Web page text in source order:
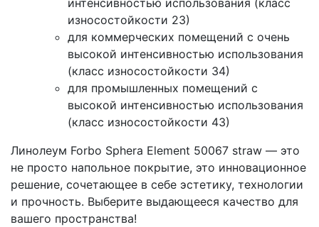
интенсивностью использования (класс
износостойкости 23)
для коммерческих помещений с очень
высокой интенсивностью использования
(класс износостойкости 34)
для промышленных помещений с
высокой интенсивностью использования
(класс износостойкости 43)
Линолеум Forbo Sphera Element 50067 straw — это
не просто напольное покрытие, это инновационное
решение, сочетающее в себе эстетику, технологии
и прочность. Выберите выдающееся качество для
вашего пространства!